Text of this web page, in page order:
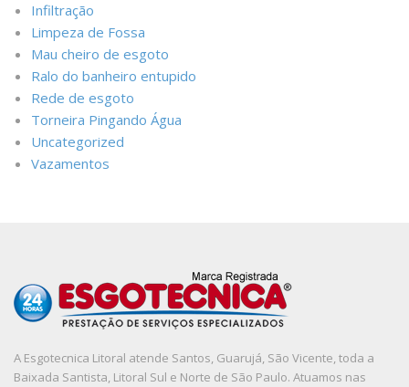
Infiltração
Limpeza de Fossa
Mau cheiro de esgoto
Ralo do banheiro entupido
Rede de esgoto
Torneira Pingando Água
Uncategorized
Vazamentos
A Esgotecnica Litoral atende Santos, Guarujá, São Vicente, toda a
Baixada Santista, Litoral Sul e Norte de São Paulo. Atuamos nas